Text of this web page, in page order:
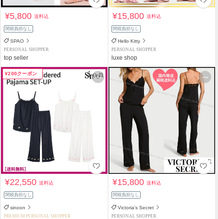
¥5,800送料込
関税負担なし
SPAO
PERSONAL SHOPPER
top seller
¥15,800送料込
関税負担なし
Hello Kitty
PERSONAL SHOPPER
luxe shop
¥200クーポン
¥22,550送料込
関税負担なし
sinoon
PREMIUM PERSONAL SHOPPER
¥15,800送料込
関税負担なし
Victoria's Secret
PERSONAL SHOPPER